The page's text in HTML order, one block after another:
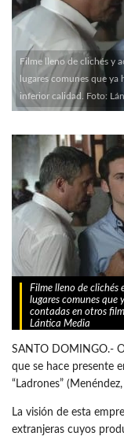
Filme lleno de clichés y
lugares comunes que
inferior calidad. Foto:
Filme lleno de clichés
lugares comunes que
contadas en otros
Lántica Media
SANTO DOMINGO.-
que se hace presente
“Ladrones”
La visión de esta
extranjeras cuyos